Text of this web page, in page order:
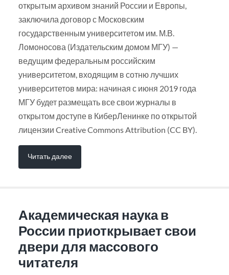
открытым архивом знаний России и Европы,
заключила договор с Московским
государственным университетом им. М.В.
Ломоносова (Издательским домом МГУ) —
ведущим федеральным российским
университетом, входящим в сотню лучших
университетов мира: начиная с июня 2019 года
МГУ будет размещать все свои журналы в
открытом доступе в КиберЛенинке по открытой
лицензии Creative Commons Attribution (CC BY).
Читать далее
Академическая наука в
России приоткрывает свои
двери для массового
читателя